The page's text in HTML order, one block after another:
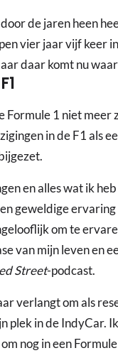
de jaren heen
vier jaar vijf keer
daar komt nu
1 niet
in de F1 als
en alles wat ik
geweldige
om te
van mijn leven en
Street-podcast.
verlangt om als
plek in de IndyCar.
nog in een